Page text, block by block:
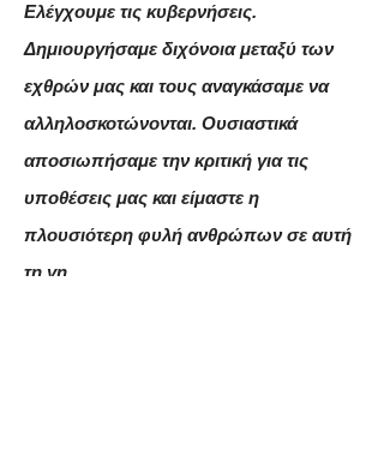
Ελέγχουμε τις κυβερνήσεις.
Δημιουργήσαμε διχόνοια μεταξύ των
εχθρών μας και τους αναγκάσαμε να
αλληλοσκοτώνονται. Ουσιαστικά
αποσιωπήσαμε την κριτική για τις
υποθέσεις μας και είμαστε η
πλουσιότερη φυλή ανθρώπων σε αυτή
τη γη.